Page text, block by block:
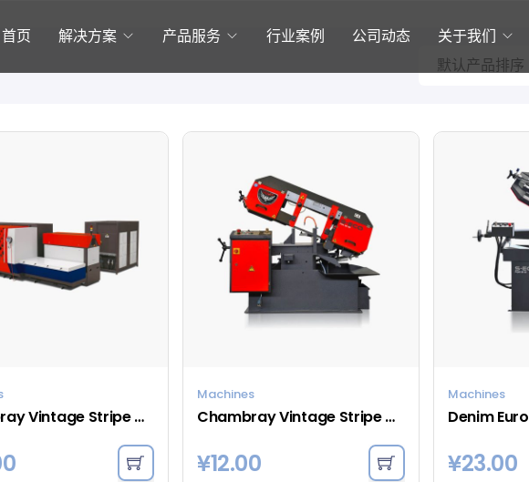
首页 解决方案 产品服务 行业案例 公司动态 关于我们
Chambray Vintage Stripe Quilt Cover – Black
Machines
Chambray Vintage Stripe Quilt Cover – Dove
¥12.00
Machines
¥23.00